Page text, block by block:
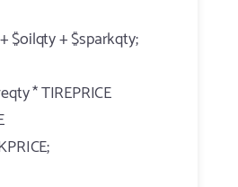
$oilqty + $sparkqty;
* TIREPRICE